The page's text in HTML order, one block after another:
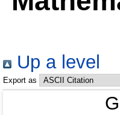
Up a level
Export as